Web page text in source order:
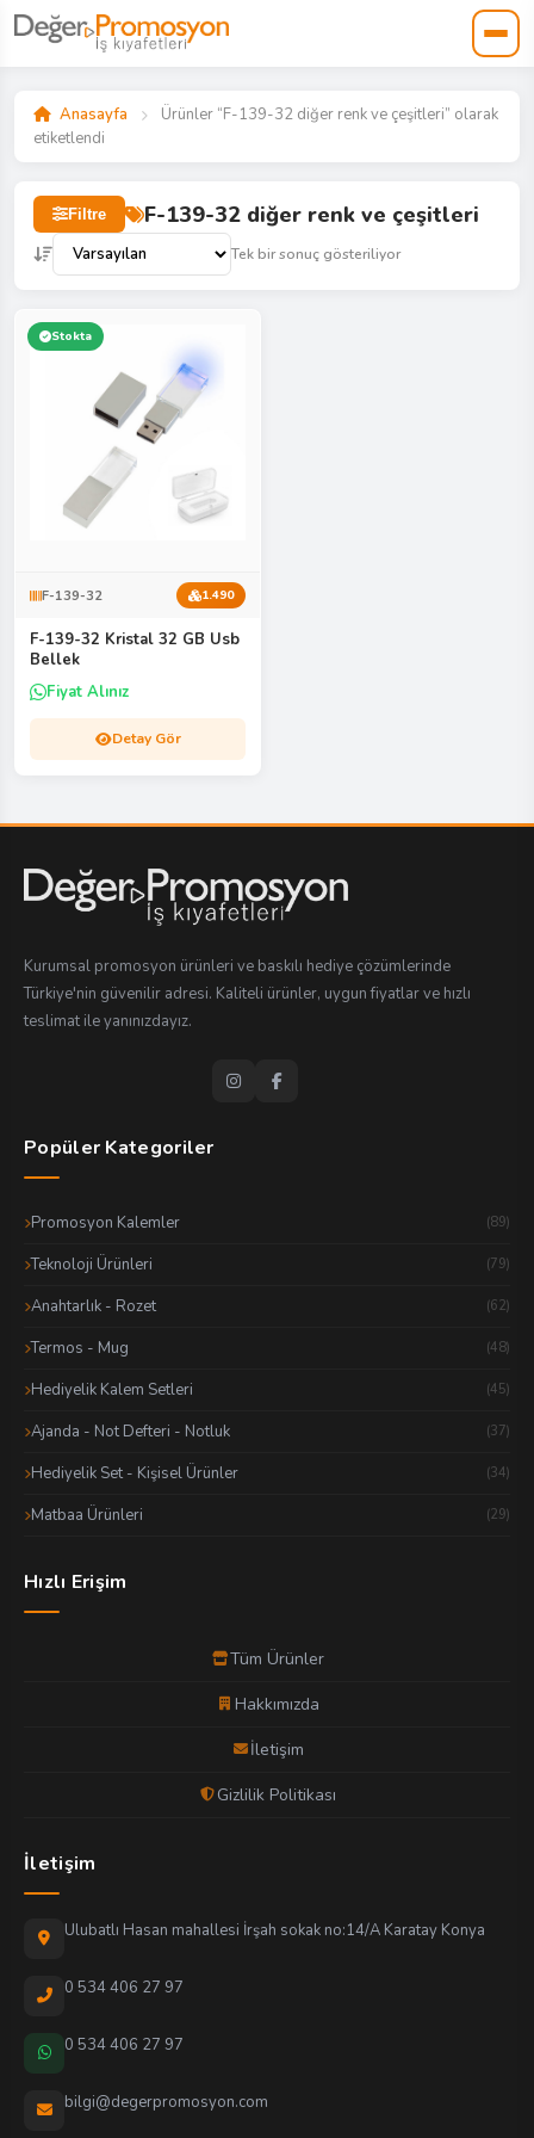
Anasayfa
Ürünler “F-139-32 diğer renk ve çeşitleri” olarak
etiketlendi
Filtre F-139-32 diğer renk ve çeşitleri
Tek bir sonuç gösteriliyor
Stokta
F-139-32 1.490
F-139-32 Kristal 32 GB Usb
Bellek
Fiyat Alınız
Detay Gör
Kurumsal promosyon ürünleri ve baskılı hediye çözümlerinde
Türkiye'nin güvenilir adresi. Kaliteli ürünler, uygun fiyatlar ve hızlı
teslimat ile yanınızdayız.
Popüler Kategoriler
Promosyon Kalemler (89)
Teknoloji Ürünleri (79)
Anahtarlık - Rozet (62)
Termos - Mug (48)
Hediyelik Kalem Setleri (45)
Ajanda - Not Defteri - Notluk (37)
Hediyelik Set - Kişisel Ürünler (34)
Matbaa Ürünleri (29)
Hızlı Erişim
Tüm Ürünler
Hakkımızda
İletişim
Gizlilik Politikası
İletişim
Ulubatlı Hasan mahallesi İrşah sokak no:14/A Karatay Konya
0 534 406 27 97
0 534 406 27 97
bilgi@degerpromosyon.com